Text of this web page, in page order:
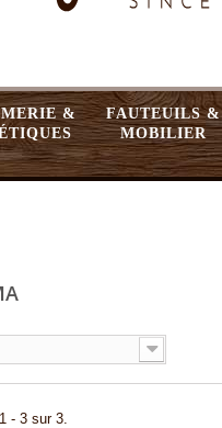
&
FAUTEUILS &
MOBILIER
- 3 sur 3.